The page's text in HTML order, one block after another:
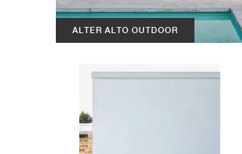
ALTER ALTO OUTDOOR